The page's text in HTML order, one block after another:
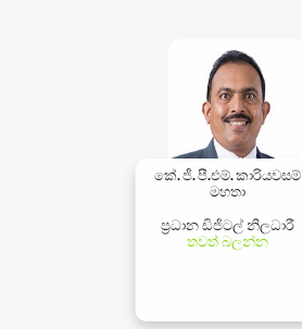
කේ. ජී. පී.එම්. කාරියවසම්
මහතා
ප්‍රධාන ඩිජිටල් නිලධාරී
තවත් බලන්න